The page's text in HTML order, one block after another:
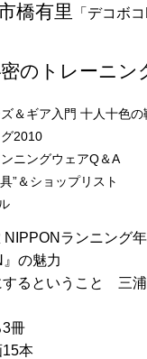
橋有里 「デコボ
のトレーニン
＆ギア入門 十人十色の
2010
ニングウェアQ＆A
”＆ショップリスト
NIPPONランニング
』の魅力
するということ 三
3冊
15本